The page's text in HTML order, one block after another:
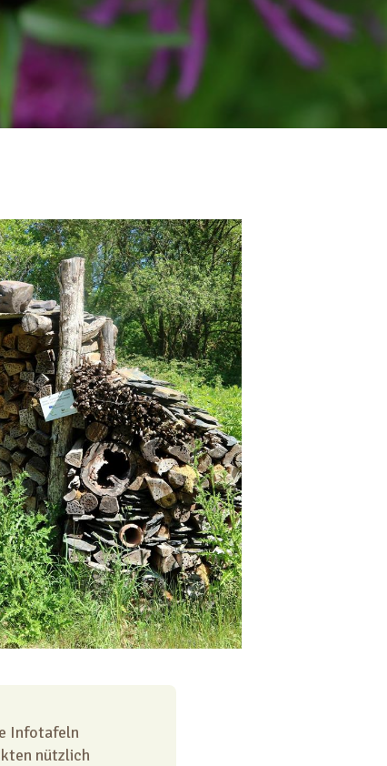
Infotafeln
nützlich